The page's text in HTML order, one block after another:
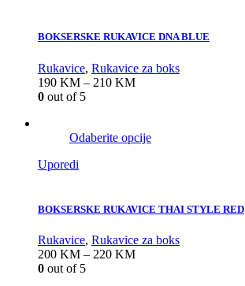
BOKSERSKE RUKAVICE DNA BLUE
Rukavice, Rukavice za boks
190 KM – 210 KM
0 out of 5
Odaberite opcije
Uporedi
BOKSERSKE RUKAVICE THAI STYLE RED
Rukavice, Rukavice za boks
200 KM – 220 KM
0 out of 5